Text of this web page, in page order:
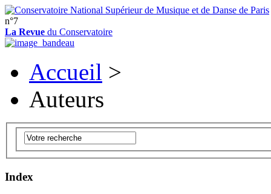
n°7
La Revue du Conservatoire
Accueil >
Auteurs
Index